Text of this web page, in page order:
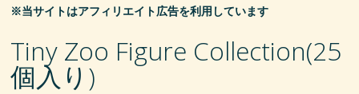
※当サイトはアフィリエイト広告を利用しています
Tiny Zoo Figure Collection(25
個入り)